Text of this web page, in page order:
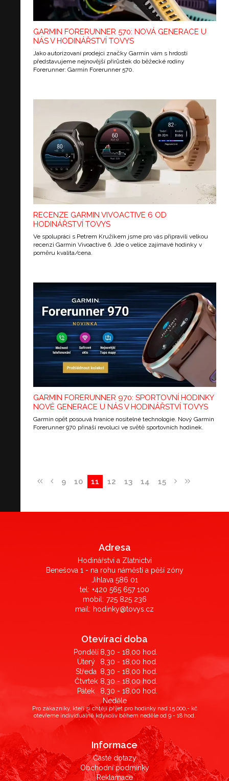
GARMIN FORERUNNER 570: NOVÁ GENERACE U
NÁS V HODINÁŘSTVÍ TOVYS
Jako autorizovaní prodejci značky Garmin vám s hrdostí
představujeme nejnovější přírůstek do běžecké rodiny
Forerunner: Garmin Forerunner 570.
RECENZE GARMIN VIVOACTIVE 6 OD
HODINÁŘSTVÍ TOVYS
Ve spolupráci s Petrem Kružíkem jsme pro vás připravili velkou
recenzi Garmin Vivoactive 6. Jde o velice zajímavé hodinky v
poměru kvalita/cena.
GARMIN FORERUNNER 970: SPORTOVNÍ HODINKY
NOVÉ GENERACE U NÁS V HODINÁŘSTVÍ TOVYS
Garmin opět posouvá hranice nositelné technologie. Nový Garmin
Forerunner 970 přináší revoluci ve světě sportovních hodinek.
9 10 11 12 13 14 15
Adresa
Hodinářství a Zlatnictví
Benešova 1 - na rohu náměstí a pěší zóny
Jihlava 586 01
tel: +420 565 657 100
mobil: 725 825 236
mail: hodinky@tovys.cz
Otevírací doba
Pondělí 8,30 - 18,00 hod.
Úterý
8,30 - 18,00 hod.
Středa 8,30 - 18,00 hod.
Čtvrtek 8,30 - 18,00 hod.
Pátek
8,30 - 18,00 hod.
Neděle
Pro zákazníky, kteří si chtějí přijet pro hodinky nad 15.000,- kč
otevřeme individuálně kdykoliv během neděle od 9 - 18 hod.
Informace
Časté dotazy
Obchodní podmínky
Reklamace